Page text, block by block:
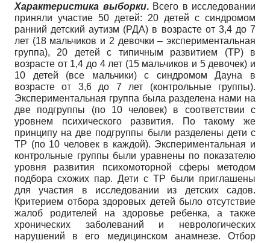
Характеристика выборки.Всего в исследовании
приняли участие 50 детей: 20 детей с синдромом
ранний детский аутизм (РДА) в возрасте от 3,4 до 7
лет (18 мальчиков и 2 девочки – экспериментальная
группа), 20 детей с типичным развитием (ТР) в
возрасте от 1,4 до 4 лет (15 мальчиков и 5 девочек) и
10 детей (все мальчики) с синдромом Дауна в
возрасте от 3,6 до 7 лет (контрольные группы).
Экспериментальная группа была разделена нами на
две подгруппы (по 10 человек) в соответствии с
уровнем психического развития. По такому же
принципу на две подгруппы были разделены дети с
ТР (по 10 человек в каждой). Экспериментальная и
контрольные группы были уравнены по показателю
уровня развития психомоторной сферы методом
подбора схожих пар. Дети с ТР были приглашены
для участия в исследовании из детских садов.
Критерием отбора здоровых детей было отсутствие
жалоб родителей на здоровье ребенка, а также
хронических заболеваний и неврологических
нарушений в его медицинском анамнезе. Отбор